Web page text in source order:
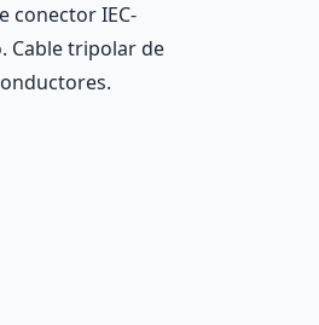
conector IEC-
Cable tripolar de